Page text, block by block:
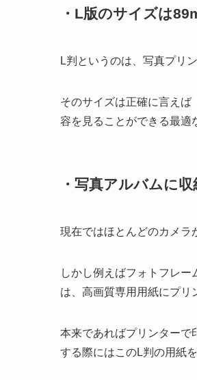
・L版のサイズは
L判というのは、写真プリ
そのサイズは正確に言えば
容を見ることができる最適
・写真アルバムに
現在ではほとんどのカメラ
しかし例えばフォトフレ
は、高画質専用用紙にプリ
本来であればプリンターで
する際にはこのL判の用紙